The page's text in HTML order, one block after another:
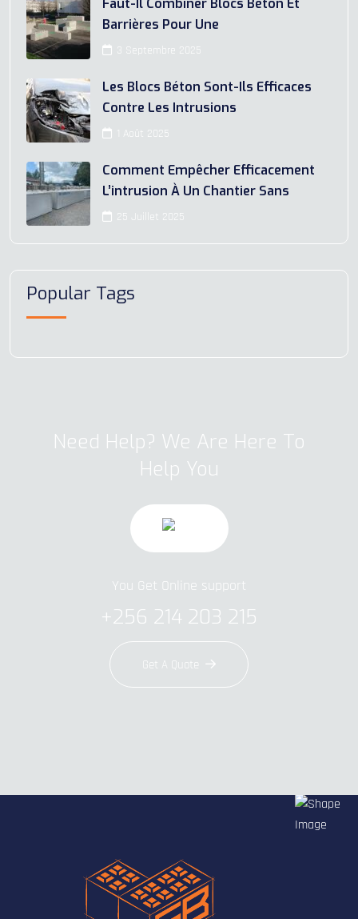
Faut-Il Combiner Blocs Béton Et
Barrières Pour Une
3 Septembre 2025
Les Blocs Béton Sont-Ils Efficaces
Contre Les Intrusions
1 Août 2025
Comment Empêcher Efficacement
L’intrusion À Un Chantier Sans
25 Juillet 2025
Popular Tags
Need Help? We Are Here To
Help You
You Get Online support
+256 214 203 215
Get A Quote